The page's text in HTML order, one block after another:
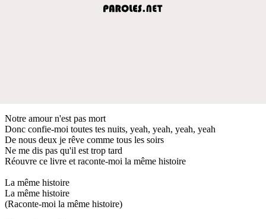
Notre amour n'est pas mort
Donc confie-moi toutes tes nuits, yeah, yeah, yeah, yeah
De nous deux je rêve comme tous les soirs
Ne me dis pas qu'il est trop tard
Réouvre ce livre et raconte-moi la même histoire
La même histoire
La même histoire
(Raconte-moi la même histoire)